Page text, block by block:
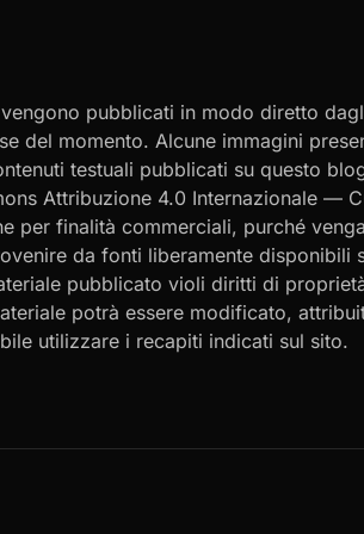
pubblicati in modo diretto
del momento. Alcune immagini
testuali pubblicati su questo
Attribuzione 4.0 Internazionale —
per finalità commerciali, purché venga
da fonti liberamente disponibili
pubblicato violi diritti di
potrà essere modificato,
utilizzare i recapiti indicati sul sito.